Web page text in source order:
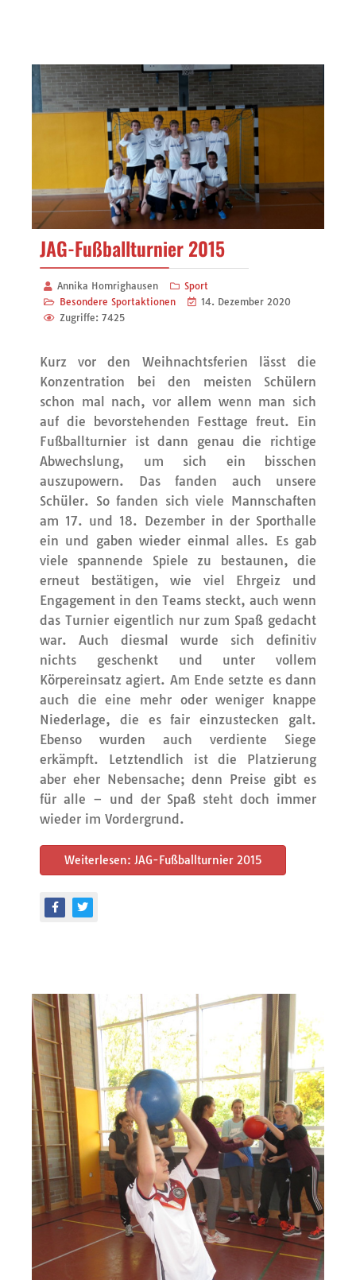
JAG-Fußballturnier 2015
Annika Homrighausen
Sport
Besondere Sportaktionen
14. Dezember 2020
Zugriffe: 7425
Kurz vor den Weihnachtsferien lässt die
Konzentration bei den meisten Schülern
schon mal nach, vor allem wenn man sich
auf die bevorstehenden Festtage freut. Ein
Fußballturnier ist dann genau die richtige
Abwechslung, um sich ein bisschen
auszupowern. Das fanden auch unsere
Schüler. So fanden sich viele Mannschaften
am 17. und 18. Dezember in der Sporthalle
ein und gaben wieder einmal alles. Es gab
viele spannende Spiele zu bestaunen, die
erneut bestätigen, wie viel Ehrgeiz und
Engagement in den Teams steckt, auch wenn
das Turnier eigentlich nur zum Spaß gedacht
war. Auch diesmal wurde sich definitiv
nichts geschenkt und unter vollem
Körpereinsatz agiert. Am Ende setzte es dann
auch die eine mehr oder weniger knappe
Niederlage, die es fair einzustecken galt.
Ebenso wurden auch verdiente Siege
erkämpft. Letztendlich ist die Platzierung
aber eher Nebensache; denn Preise gibt es
für alle – und der Spaß steht doch immer
wieder im Vordergrund.
Weiterlesen: JAG-Fußballturnier 2015